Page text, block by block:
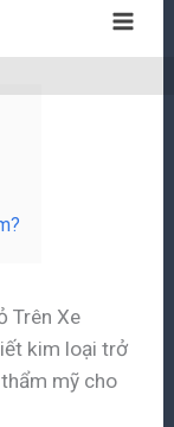
Trên Xe
kim loại trở
mỹ cho